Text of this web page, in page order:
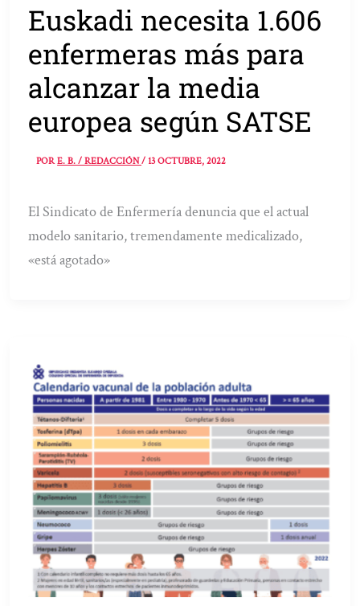
Euskadi necesita 1.606
enfermeras más para
alcanzar la media
europea según SATSE
PORE. B. / REDACCIÓN/13 OCTUBRE, 2022
El Sindicato de Enfermería denuncia que el actual
modelo sanitario, tremendamente medicalizado,
«está agotado»